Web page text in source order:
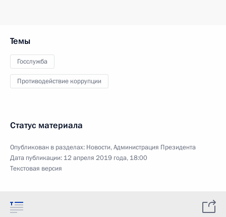
Темы
Госслужба
Противодействие коррупции
Статус материала
Опубликован в разделах: Новости,Администрация Президента
Дата публикации: 12 апреля 2019 года, 18:00
Текстовая версия